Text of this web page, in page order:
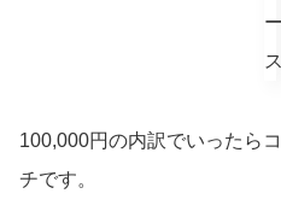
100,000円の内訳でいったら
チです。